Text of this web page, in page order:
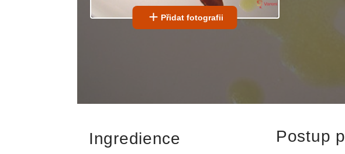
Přidat fotografii
Ingredience Postup